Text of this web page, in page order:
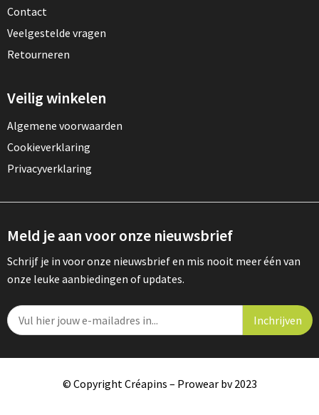
Contact
Veelgestelde vragen
Retourneren
Veilig winkelen
Algemene voorwaarden
Cookieverklaring
Privacyverklaring
Meld je aan voor onze nieuwsbrief
Schrijf je in voor onze nieuwsbrief en mis nooit meer één van
onze leuke aanbiedingen of updates.
© Copyright Créapins – Prowear bv 2023